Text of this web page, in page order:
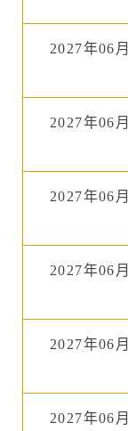
2027年06
2027年06
2027年06
2027年06
2027年06
2027年06